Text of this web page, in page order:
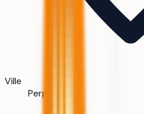
Ville
Perpignan